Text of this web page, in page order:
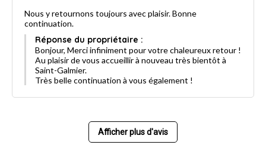
Nous y retournons toujours avec plaisir. Bonne
continuation.
Réponse du propriétaire :
Bonjour, Merci infiniment pour votre chaleureux retour !
Au plaisir de vous accueillir à nouveau très bientôt à
Saint-Galmier.
Très belle continuation à vous également !
Afficher plus d'avis